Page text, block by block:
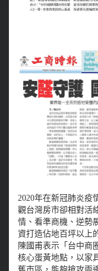
2020年在新冠肺炎疫
觀台灣房市卻相對活
情、看準商機、逆勢
資打造佔地百坪以上
陳國甫表示「台中商
核心蛋黃地點，以家